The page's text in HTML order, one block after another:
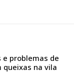
o plano de assinatura
e problemas de
na vila